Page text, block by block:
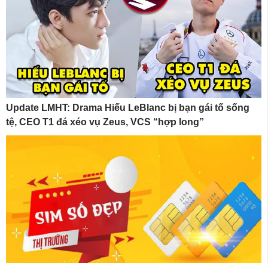
Update LMHT: Drama Hiếu LeBlanc bị bạn gái tố sống
tệ, CEO T1 đá xéo vụ Zeus, VCS “hợp long”